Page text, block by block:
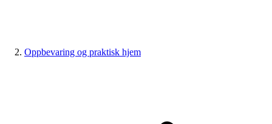
Oppbevaring og praktisk hjem